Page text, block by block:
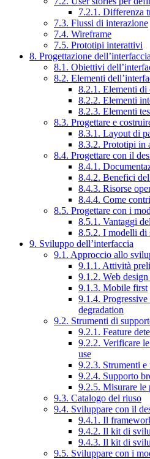
7.2.1. Differenza
7.3. Flussi di interazione
7.4. Wireframe
7.5. Prototipi interattivi
8. Progettazione dell’interfaccia
8.1. Obiettivi
8.2. Elementi
8.2.1. Elementi di
8.2.2. Elementi
8.2.3. Elementi
8.3. Progettare e
8.3.1. Layout di
8.3.2. Prototipi in
8.4. Progettare con il
8.4.1.
8.4.2. Benefici
8.4.3. Risorse
8.4.4. Come
8.5. Progettare con i
8.5.1. Vantaggi
8.5.2. I modelli di
9. Sviluppo dell’interfaccia
9.1. Approccio allo
9.1.1. Attività
9.1.2. Web
9.1.3. Mobile first
9.1.4.
degradation
9.2. Strumenti di
9.2.1. Feature
9.2.2. Verificare
use
9.2.3. Strumenti e
9.2.4. Supporto
9.2.5. Misurare le
9.3. Catalogo del riuso
9.4. Sviluppare con il
9.4.1. Il
9.4.2. Il kit di
9.4.3. Il kit di
9.5. Sviluppare con i